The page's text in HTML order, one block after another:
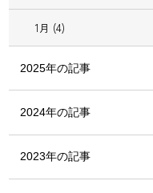
1月 (4)
2025年の記事
2024年の記事
2023年の記事